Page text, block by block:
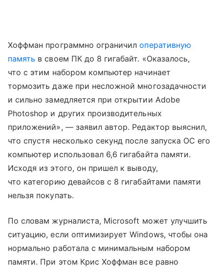
Хоффман программно ограничилоперативную
память в своем ПК до 8 гигабайт. «Оказалось,
что с этим набором компьютер начинает
тормозить даже при несложной многозадачности
и сильно замедляется при открытии Adobe
Photoshop и других производительных
приложений», — заявил автор. Редактор выяснил,
что спустя несколько секунд после запуска ОС его
компьютер использовал 6,6 гигабайта памяти.
Исходя из этого, он пришел к выводу,
что категорию девайсов с 8 гигабайтами памяти
нельзя покупать.
По словам журналиста, Microsoft может улучшить
ситуацию, если оптимизирует Windows, чтобы она
нормально работала с минимальным набором
памяти. При этом Крис Хоффман все равно